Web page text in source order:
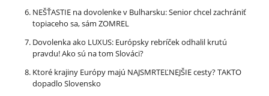
NEŠŤASTIE na dovolenke v Bulharsku: Senior chcel zachrániť
topiaceho sa, sám ZOMREL
Dovolenka ako LUXUS: Európsky rebríček odhalil krutú
pravdu! Ako sú na tom Slováci?
Ktoré krajiny Európy majú NAJSMRTEĽNEJŠIE cesty? TAKTO
dopadlo Slovensko